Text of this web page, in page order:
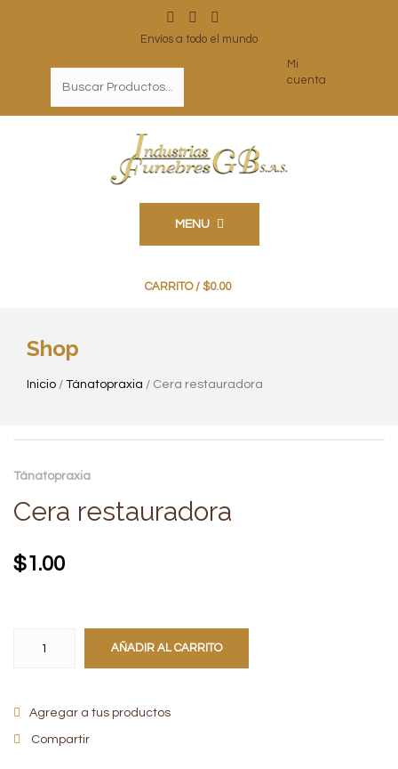
Envíos a todo el mundo
Mi
cuenta
MENU
CARRITO / $0.00
Shop
Inicio / Tánatopraxia / Cera restauradora
Tánatopraxia
Cera restauradora
$1.00
AÑADIR AL CARRITO
Agregar a tus productos
Compartir